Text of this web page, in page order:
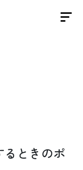
ときのポ